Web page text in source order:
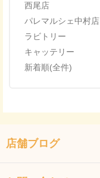
西尾店
パレマルシェ中村店
ラビトリー
キャッテリー
新着順(全件)
店舗ブログ